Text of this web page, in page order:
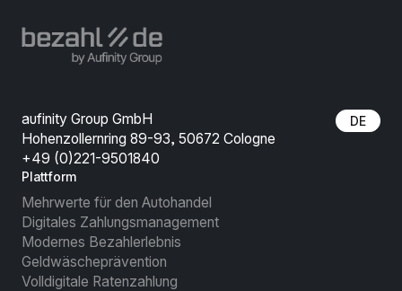
aufinity Group GmbH
Hohenzollernring 89-93, 50672 Cologne
+49 (0)221-9501840
DE
Plattform
Mehrwerte für den Autohandel
Digitales Zahlungsmanagement
Modernes Bezahlerlebnis
Geldwäscheprävention
Volldigitale Ratenzahlung